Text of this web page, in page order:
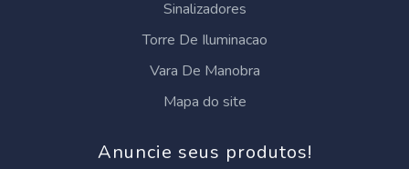
Sinalizadores
Torre De Iluminacao
Vara De Manobra
Mapa do site
Anuncie seus produtos!